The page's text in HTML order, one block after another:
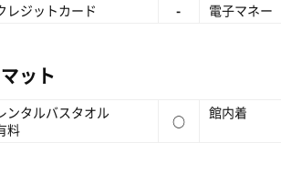
レジットカード - 電子マネー
ット
ンタルバスタオル
料
○ 館内着